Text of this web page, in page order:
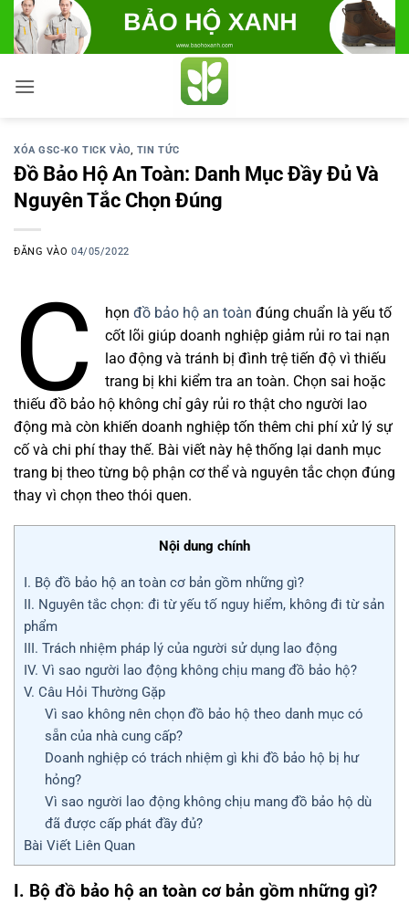
Bỏ
qua
nội
dung
XÓA GSC-KO TICK VÀO, TIN TỨC
Đồ Bảo Hộ An Toàn: Danh Mục Đầy Đủ Và
Nguyên Tắc Chọn Đúng
ĐĂNG VÀO04/05/2022
C họnđồ bảo hộ an toàn đúng chuẩn là yếu tố
cốt lõi giúp doanh nghiệp giảm rủi ro tai nạn
lao động và tránh bị đình trệ tiến độ vì thiếu
trang bị khi kiểm tra an toàn. Chọn sai hoặc
thiếu đồ bảo hộ không chỉ gây rủi ro thật cho người lao
động mà còn khiến doanh nghiệp tốn thêm chi phí xử lý sự
cố và chi phí thay thế. Bài viết này hệ thống lại danh mục
trang bị theo từng bộ phận cơ thể và nguyên tắc chọn đúng
thay vì chọn theo thói quen.
Nội dung chính
I. Bộ đồ bảo hộ an toàn cơ bản gồm những gì?
II. Nguyên tắc chọn: đi từ yếu tố nguy hiểm, không đi từ sản
phẩm
III. Trách nhiệm pháp lý của người sử dụng lao động
IV. Vì sao người lao động không chịu mang đồ bảo hộ?
V. Câu Hỏi Thường Gặp
Vì sao không nên chọn đồ bảo hộ theo danh mục có
sẵn của nhà cung cấp?
Doanh nghiệp có trách nhiệm gì khi đồ bảo hộ bị hư
hỏng?
Vì sao người lao động không chịu mang đồ bảo hộ dù
đã được cấp phát đầy đủ?
Bài Viết Liên Quan
I. Bộ đồ bảo hộ an toàn cơ bản gồm những gì?